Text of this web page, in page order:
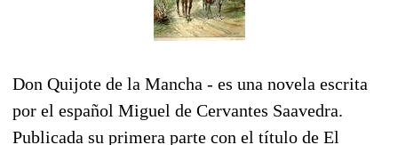
Don Quijote de la Mancha - es una novela escrita
por el español Miguel de Cervantes Saavedra.
Publicada su primera parte con el título de El